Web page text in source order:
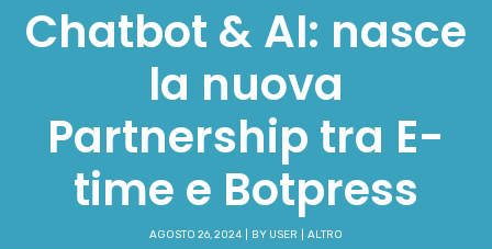
Chatbot & AI: nasce
la nuova
Partnership tra E-
time e Botpress
AGOSTO 26, 2024 BY USER ALTRO